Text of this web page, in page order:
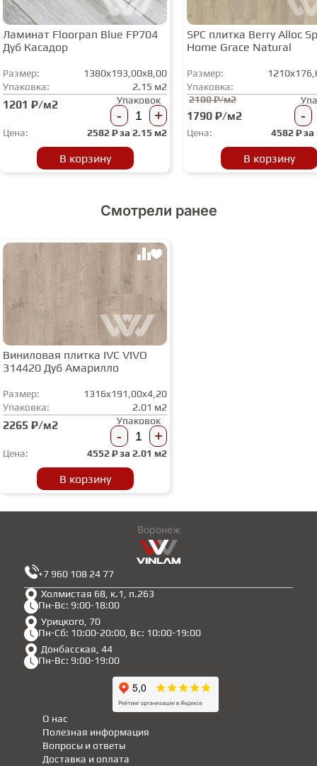
Ламинат Floorpan Blue FP704
Дуб Касадор
Размер:
1380x193,00x8,00
Упаковка:
2.15 м2
1201 ₽/м2 Упаковок
- +
Цена: 2582₽ за 2.15 м2
В корзину
SPC плитка Berry Alloc
Home Grace Natural
Размер:
Упаковка:
2100 ₽/м2
1790 ₽/м2 -
Цена: 4582₽ за
В корзину
Смотрели ранее
Виниловая плитка IVC VIVO
314420 Дуб Амарилло
Размер:
1316x191,00x4,20
Упаковка:
2.01 м2
2265 ₽/м2 Упаковок
- +
Цена: 4552₽ за 2.01 м2
В корзину
Воронеж
Холмистая 68, к.1, п.263
Пн-Вс: 9:00-18:00
Урицкого, 70
Пн-Сб: 10:00-20:00, Вс: 10:00-19:00
Донбасская, 44
Пн-Вс: 9:00-19:00
+7 960 108 24 77
Полезная информация
Вопросы и ответы
Доставка и оплата
О нас